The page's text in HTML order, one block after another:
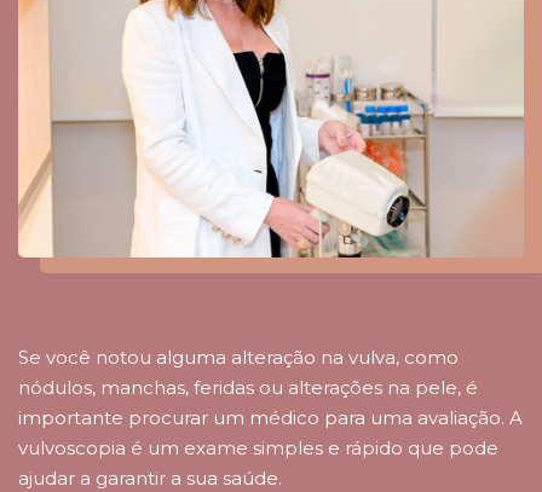
Se você notou alguma alteração na vulva, como
nódulos, manchas, feridas ou alterações na pele, é
importante procurar um médico para uma avaliação. A
vulvoscopia é um exame simples e rápido que pode
ajudar a garantir a sua saúde.